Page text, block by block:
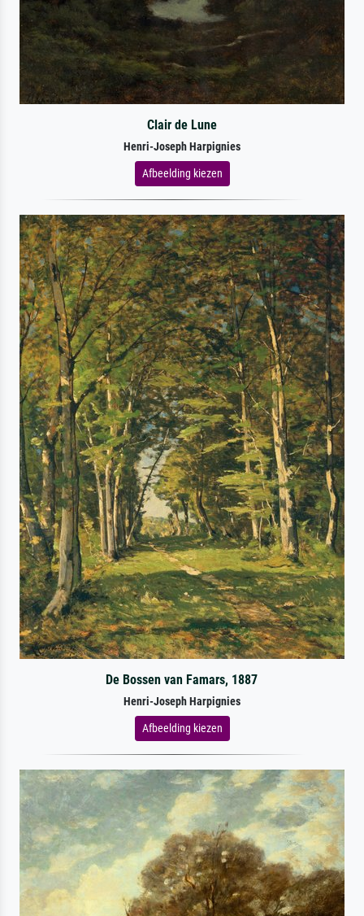
Clair de Lune
Henri-Joseph Harpignies
Afbeelding kiezen
De Bossen van Famars, 1887
Henri-Joseph Harpignies
Afbeelding kiezen